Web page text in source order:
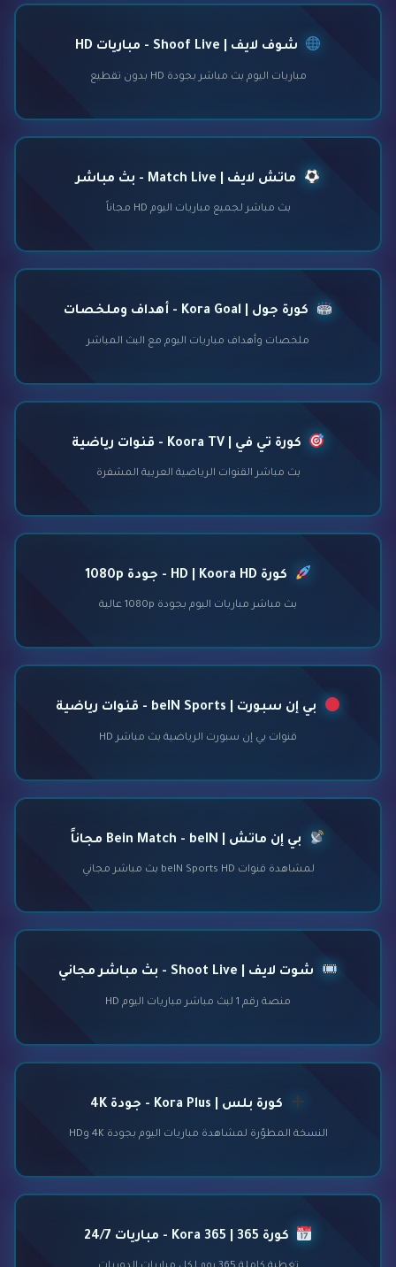
شوف لايف | Shoof Live - مباريات HD
مباريات اليوم بث مباشر بجودة HD بدون تقطيع
ماتش لايف | Match Live - بث مباشر
بث مباشر لجميع مباريات اليوم HD مجاناً
كورة جول | Kora Goal - أهداف وملخصات
ملخصات وأهداف مباريات اليوم مع البث المباشر
كورة تي في | Koora TV - قنوات رياضية
بث مباشر القنوات الرياضية العربية المشفرة
كورة HD | Koora HD - جودة 1080p
بث مباشر مباريات اليوم بجودة 1080p عالية
بي إن سبورت | beIN Sports - قنوات رياضية
قنوات بي إن سبورت الرياضية بث مباشر HD
بي إن ماتش | Bein Match - beIN مجاناً
لمشاهدة قنوات beIN Sports HD بث مباشر مجاني
شوت لايف | Shoot Live - بث مباشر مجاني
منصة رقم 1 لبث مباشر مباريات اليوم HD
كورة بلس | Kora Plus - جودة 4K
النسخة المطوّرة لمشاهدة مباريات اليوم بجودة 4K وHD
كورة 365 | Kora 365 - مباريات 24/7